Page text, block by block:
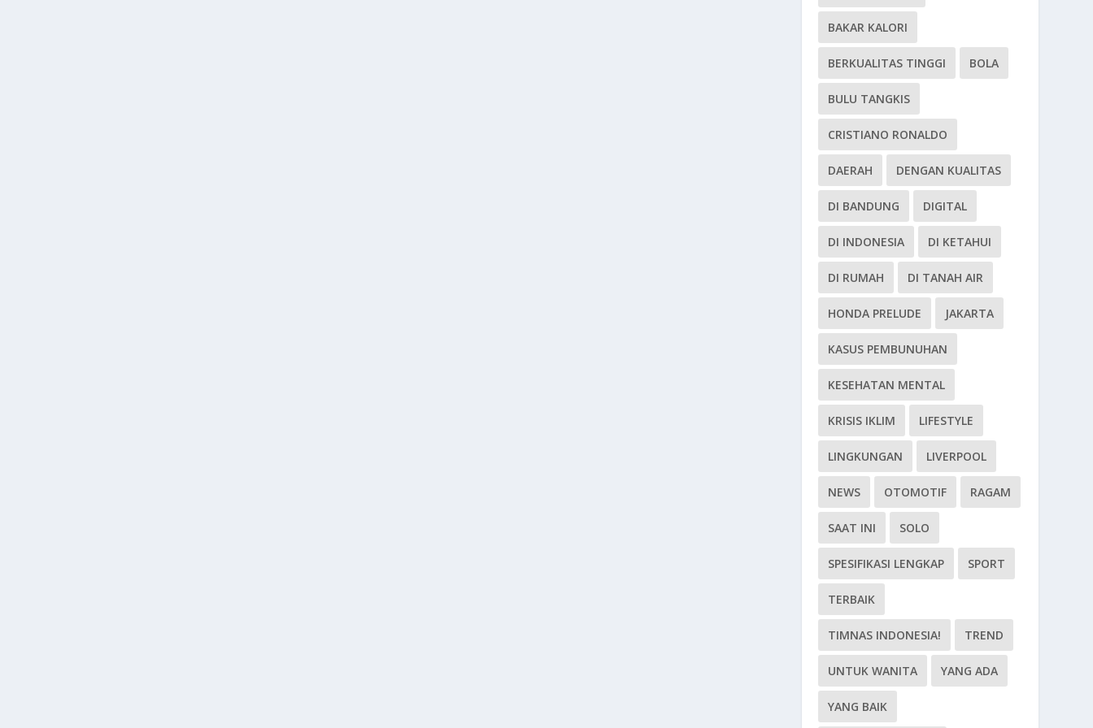
BAKAR KALORI
BERKUALITAS TINGGI BOLA
BULU TANGKIS
CRISTIANO RONALDO
DAERAH DENGAN KUALITAS
DI BANDUNG DIGITAL
DI INDONESIA DI KETAHUI
DI RUMAH DI TANAH AIR
HONDA PRELUDE JAKARTA
KASUS PEMBUNUHAN
KESEHATAN MENTAL
KRISIS IKLIM LIFESTYLE
LINGKUNGAN LIVERPOOL
NEWS OTOMOTIF RAGAM
SAAT INI SOLO
SPESIFIKASI LENGKAP SPORT
TERBAIK
TIMNAS INDONESIA! TREND
UNTUK WANITA YANG ADA
YANG BAIK